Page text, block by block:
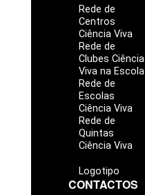
Rede de
Centros
Ciência Viva
Rede de
Clubes Ciência
Viva na Escola
Rede de
Escolas
Ciência Viva
Rede de
Quintas
Ciência Viva
Logotipo
CONTACTOS